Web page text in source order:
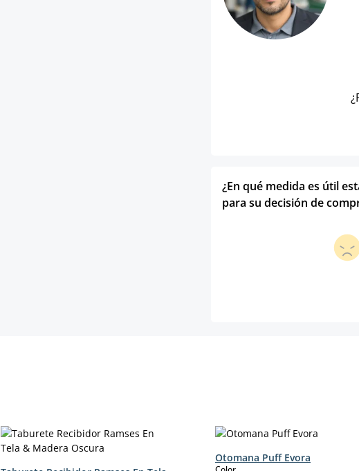
¿En qué medida es útil
para su decisión de
Otomana Puff Evora